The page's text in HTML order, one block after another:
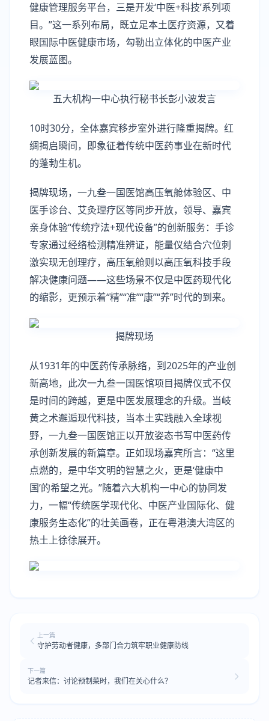
健康管理服务平台，三是开发‘中医+科技’系列项
目。”这一系列布局，既立足本土医疗资源，又着
眼国际中医健康市场，勾勒出立体化的中医产业
发展蓝图。
五大机构一中心执行秘书长彭小波发言
10时30分，全体嘉宾移步室外进行隆重揭牌。红
绸揭启瞬间，即象征着传统中医药事业在新时代
的蓬勃生机。
揭牌现场，一九叁一国医馆高压氧舱体验区、中
医手诊台、艾灸理疗区等同步开放，领导、嘉宾
亲身体验“传统疗法+现代设备”的创新服务：手诊
专家通过经络检测精准辨证，能量仪结合穴位刺
激实现无创理疗，高压氧舱则以高压氧科技手段
解决健康问题——这些场景不仅是中医药现代化
的缩影，更预示着“精”“准”“康”“养”时代的到来。
揭牌现场
从1931年的中医药传承脉络，到2025年的产业创
新高地，此次一九叁一国医馆项目揭牌仪式不仅
是时间的跨越，更是中医发展理念的升级。当岐
黄之术邂逅现代科技，当本土实践融入全球视
野，一九叁一国医馆正以开放姿态书写中医药传
承创新发展的新篇章。正如现场嘉宾所言：“这里
点燃的，是中华文明的智慧之火，更是‘健康中
国’的希望之光。”随着六大机构一中心的协同发
力，一幅“传统医学现代化、中医产业国际化、健
康服务生态化”的壮美画卷，正在粤港澳大湾区的
热土上徐徐展开。
上一篇
守护劳动者健康，多部门合力筑牢职业健康防线
下一篇
记者来信：讨论预制菜时，我们在关心什么？